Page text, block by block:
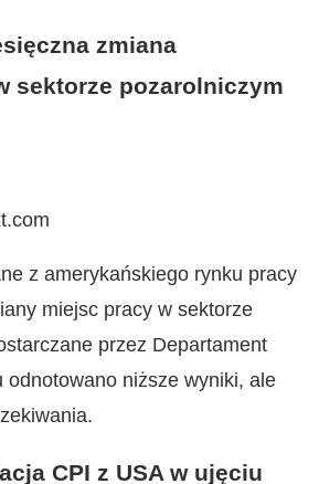
zmiana
sektorze pozarolniczym
z amerykańskiego rynku pracy
miejsc pracy w sektorze
przez Departament
odnotowano niższe wyniki, ale
CPI z USA w ujęciu